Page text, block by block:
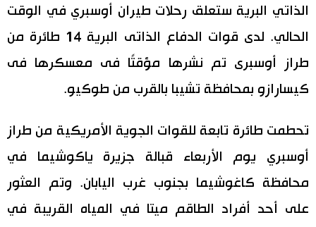
لايف ستايل
الذاتي البرية ستعلق رحلات طيران أوسبري في الوقت
الحالي. لدى قوات الدفاع الذاتى البرية 14 طائرة من
طراز أوسبرى تم نشرها مؤقتًا فى معسكرها فى
كيسارازو بمحافظة تشيبا بالقرب من طوكيو.
تحطمت طائرة تابعة للقوات الجوية الأمريكية من طراز
أوسبري يوم الأربعاء قبالة جزيرة ياكوشيما في
محافظة كاغوشيما بجنوب غرب اليابان. وتم العثور
على أحد أفراد الطاقم ميتا في المياه القريبة في